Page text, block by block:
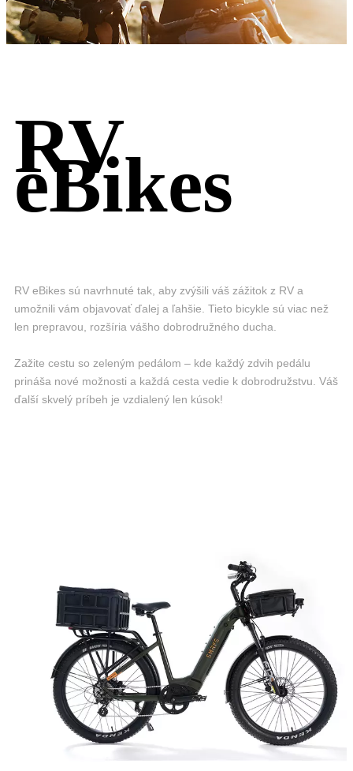
RV
eBikes
RV eBikes sú navrhnuté tak, aby zvýšili váš zážitok z RV a
umožnili vám objavovať ďalej a ľahšie. Tieto bicykle sú viac než
len prepravou, rozšíria vášho dobrodružného ducha.
Zažite cestu so zeleným pedálom – kde každý zdvih pedálu
prináša nové možnosti a každá cesta vedie k dobrodružstvu. Váš
ďalší skvelý príbeh je vzdialený len kúsok!